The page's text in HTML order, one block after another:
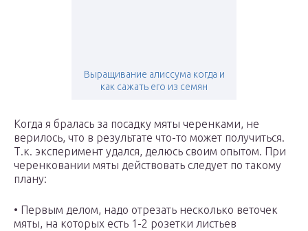
Выращивание алиссума когда и
как сажать его из семян
Когда я бралась за посадку мяты черенками, не
верилось, что в результате что-то может получиться.
Т.к. эксперимент удался, делюсь своим опытом. При
черенковании мяты действовать следует по такому
плану:
• Первым делом, надо отрезать несколько веточек
мяты, на которых есть 1-2 розетки листьев